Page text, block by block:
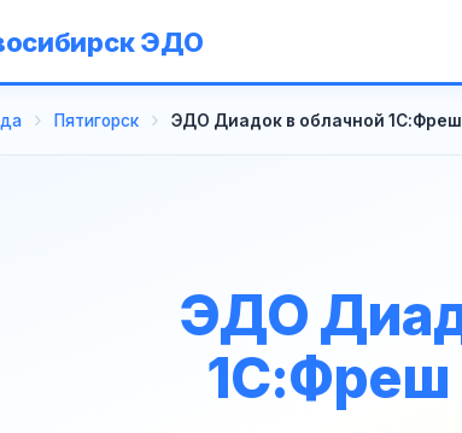
ЭДО
Пятигорск ЭДО Диадок в облачной 1С:Фреш
ЭДО
1С:Фреш